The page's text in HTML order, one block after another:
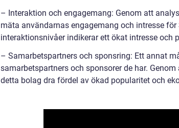
– Interaktion och engagemang: Genom att
mäta användarnas engagemang och intresse
interaktionsnivåer indikerar ett ökat intresse och
– Samarbetspartners och sponsring: Ett annat
samarbetspartners och sponsorer de har.
detta bolag dra fördel av ökad popularitet och